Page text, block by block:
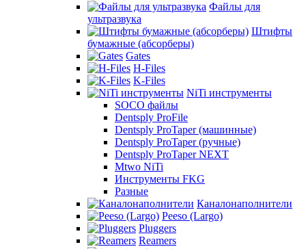
Файлы для
ультразвука
Штифты
бумажные (абсорберы)
Gates
H-Files
K-Files
NiTi инструменты
SOCO файлы
Dentsply ProFile
Dentsply ProTaper (машинные)
Dentsply ProTaper (ручные)
Dentsply ProTaper NEXT
Mtwo NiTi
Инструменты FKG
Разные
Каналонаполнители
Peeso (Largo)
Pluggers
Reamers